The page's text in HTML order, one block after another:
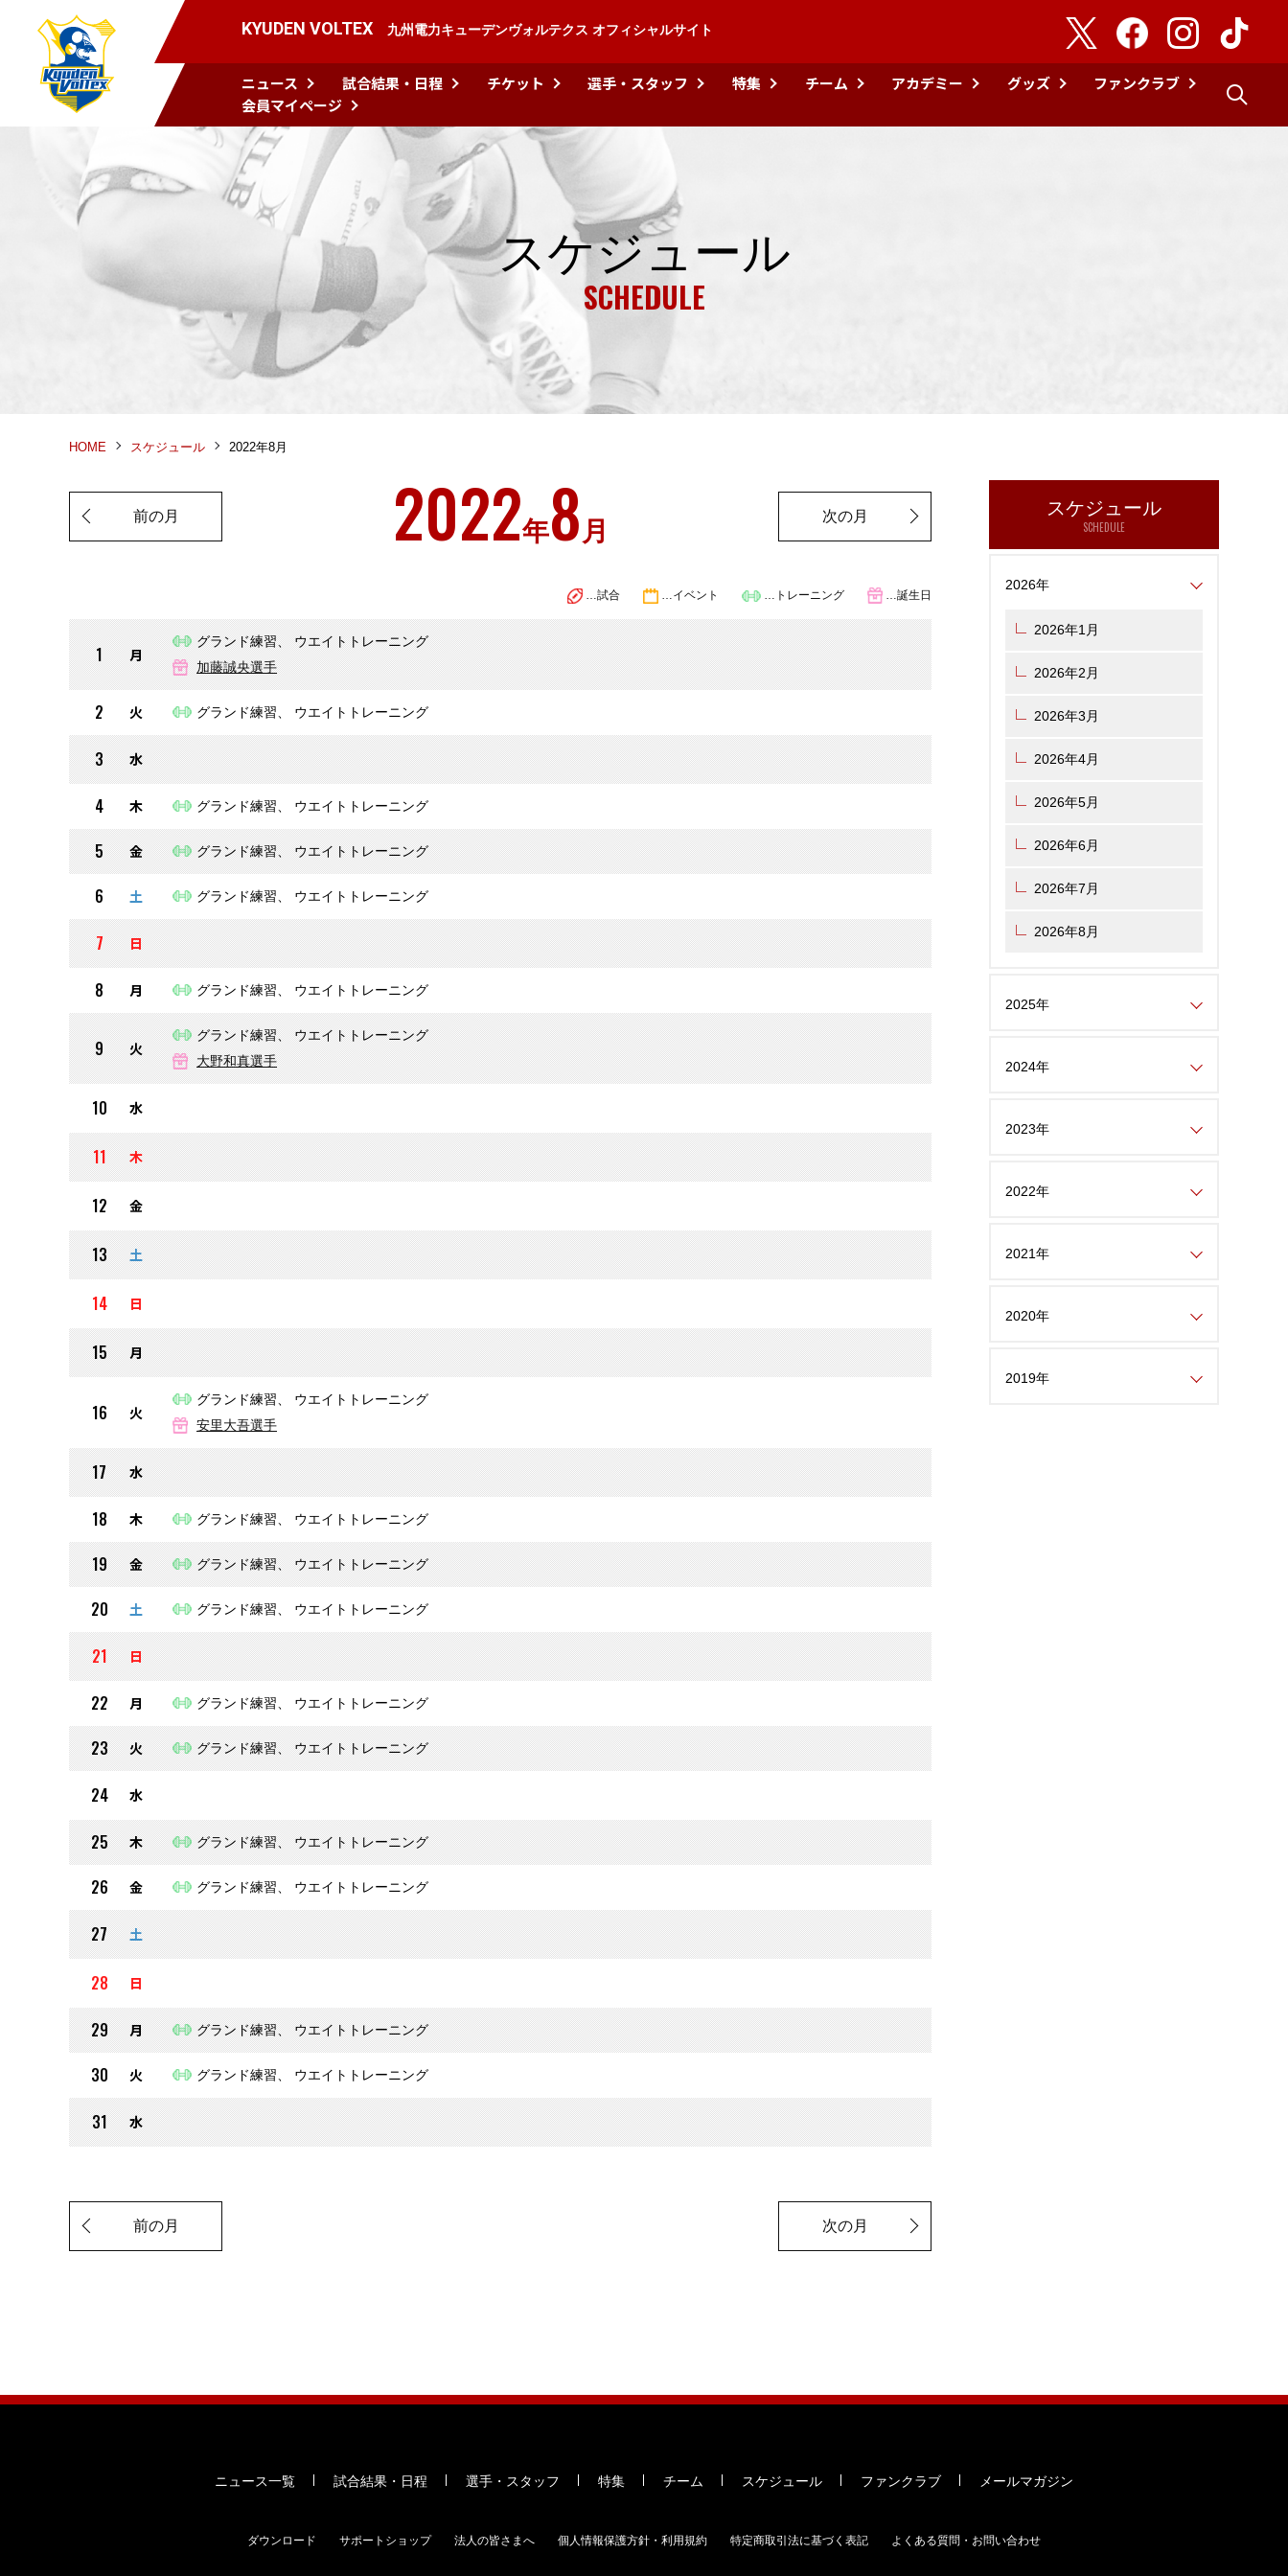
KYUDEN VOLTEX 九州電力キューデンヴォルテクス オフィシャルサイト
ニュース 試合結果・日程 チケット 選手・スタッフ 特集 チーム アカデミー グッズ
ファンクラブ
会員マイページ
スケジュール
SCHEDULE
HOME スケジュール 2022年8月
前の月 2022年8 月
次の月
…試合 …イベント …トレーニング …誕生日
1 月
グランド練習、 ウエイトトレーニング
加藤誠央選手
2 火 グランド練習、 ウエイトトレーニング
3 水
4 木 グランド練習、 ウエイトトレーニング
5 金 グランド練習、 ウエイトトレーニング
6 土 グランド練習、 ウエイトトレーニング
7 日
8 月 グランド練習、 ウエイトトレーニング
9 火
グランド練習、 ウエイトトレーニング
大野和真選手
10 水
11 木
12 金
13 土
14 日
15 月
16 火
グランド練習、 ウエイトトレーニング
安里大吾選手
17 水
18 木 グランド練習、 ウエイトトレーニング
19 金 グランド練習、 ウエイトトレーニング
20 土 グランド練習、 ウエイトトレーニング
21 日
22 月 グランド練習、 ウエイトトレーニング
23 火 グランド練習、 ウエイトトレーニング
24 水
25 木 グランド練習、 ウエイトトレーニング
26 金 グランド練習、 ウエイトトレーニング
27 土
28 日
29 月 グランド練習、 ウエイトトレーニング
30 火 グランド練習、 ウエイトトレーニング
31 水
前の月 次の月
スケジュール
SCHEDULE
2026年
2026年1月
2026年2月
2026年3月
2026年4月
2026年5月
2026年6月
2026年7月
2026年8月
2025年
2024年
2023年
2022年
2021年
2020年
2019年
ニュース一覧 試合結果・日程 選手・スタッフ 特集 チーム スケジュール ファンクラブ メールマガジン
ダウンロード サポートショップ 法人の皆さまへ 個人情報保護方針・利用規約 特定商取引法に基づく表記 よくある質問・お問い合わせ